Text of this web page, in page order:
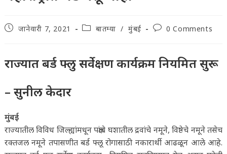
Postजानेवारी 7, 2021
Postबातम्या / मुंबई
Post0 Comments
राज्यात बर्ड फ्लु सर्वेक्षण कार्यक्रम नियमित सुरू
– सुनील केदार
मुंबई
राज्यातील विविध जिल्ह्यांमधून पक्षांचे घशातील द्रवांचे नमूने, विष्ठेचे नमूने तसेच
रक्तजल नमूने तपासणीत बर्ड फ्लू रोगासाठी नकारार्थी आढळून आले आहे.